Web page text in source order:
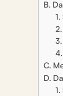
B.
C.
D.
1.